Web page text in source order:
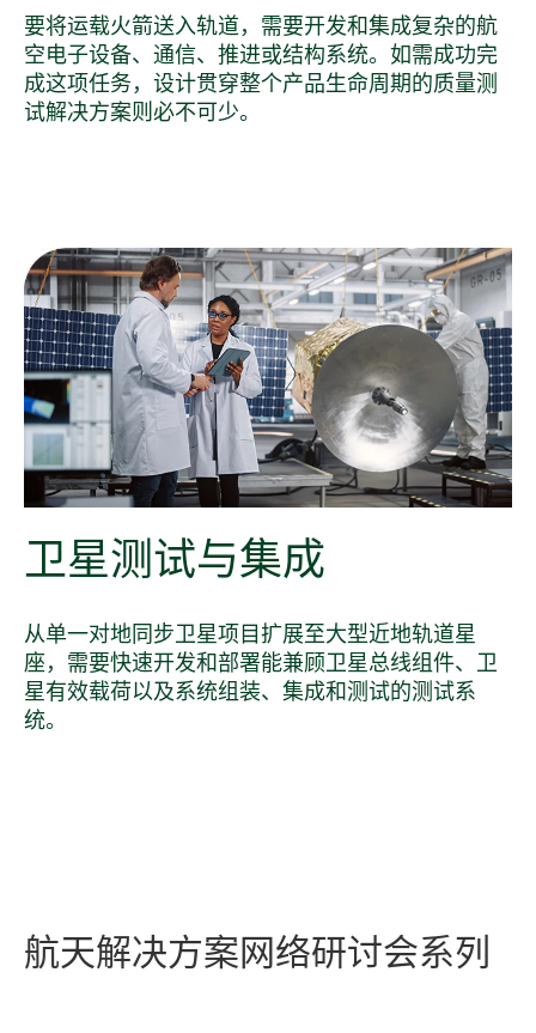
要将运载火箭送入轨道，需要开发和集成复杂的航
空电子设备、通信、推进或结构系统。如需成功完
成这项任务，设计贯穿整个产品生命周期的质量测
试解决方案则必不可少。
卫星测试与集成
从单一对地同步卫星项目扩展至大型近地轨道星
座，需要快速开发和部署能兼顾卫星总线组件、卫
星有效载荷以及系统组装、集成和测试的测试系
统。
​航天解决方案网络研讨会系列